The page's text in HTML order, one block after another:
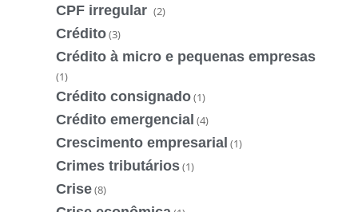
CPF irregular (2)
Crédito(3)
Crédito à micro e pequenas empresas
(1)
Crédito consignado(1)
Crédito emergencial (4)
Crescimento empresarial (1)
Crimes tributários(1)
Crise(8)